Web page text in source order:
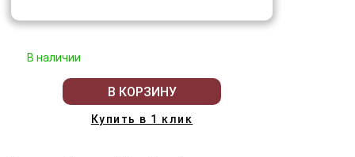
В наличии
В КОРЗИНУ
Купить в 1 клик